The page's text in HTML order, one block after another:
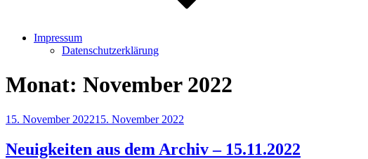
Impressum
Datenschutzerklärung
Monat: November 2022
Veröffentlicht
15. November 202215. November 2022
Neuigkeiten aus dem Archiv – 15.11.2022